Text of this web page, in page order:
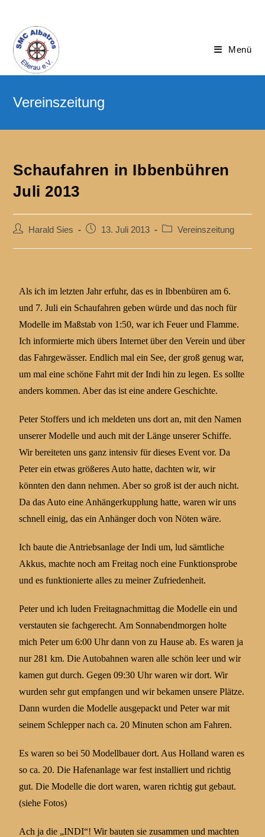
Menü
Schaufahren in Ibbenbühren
Juli 2013
Harald Sies 13. Juli 2013 Vereinszeitung
Als ich im letzten Jahr erfuhr, das es in Ibbenbüren am 6.
und 7. Juli ein Schaufahren geben würde und das noch für
Modelle im Maßstab von 1:50, war ich Feuer und Flamme.
Ich informierte mich übers Internet über den Verein und über
das Fahrgewässer. Endlich mal ein See, der groß genug war,
um mal eine schöne Fahrt mit der Indi hin zu legen. Es sollte
anders kommen. Aber das ist eine andere Geschichte.
Peter Stoffers und ich meldeten uns dort an, mit den Namen
unserer Modelle und auch mit der Länge unserer Schiffe.
Wir bereiteten uns ganz intensiv für dieses Event vor. Da
Peter ein etwas größeres Auto hatte, dachten wir, wir
könnten den dann nehmen. Aber so groß ist der auch nicht.
Da das Auto eine Anhängerkupplung hatte, waren wir uns
schnell einig, das ein Anhänger doch von Nöten wäre.
Ich baute die Antriebsanlage der Indi um, lud sämtliche
Akkus, machte noch am Freitag noch eine Funktionsprobe
und es funktionierte alles zu meiner Zufriedenheit.
Peter und ich luden Freitagnachmittag die Modelle ein und
verstauten sie fachgerecht. Am Sonnabendmorgen holte
mich Peter um 6:00 Uhr dann von zu Hause ab. Es waren ja
nur 281 km. Die Autobahnen waren alle schön leer und wir
kamen gut durch. Gegen 09:30 Uhr waren wir dort. Wir
wurden sehr gut empfangen und wir bekamen unsere Plätze.
Dann wurden die Modelle ausgepackt und Peter war mit
seinem Schlepper nach ca. 20 Minuten schon am Fahren.
Es waren so bei 50 Modellbauer dort. Aus Holland waren es
so ca. 20. Die Hafenanlage war fest installiert und richtig
gut. Die Modelle die dort waren, waren richtig gut gebaut.
(siehe Fotos)
Ach ja die „INDI“! Wir bauten sie zusammen und machten